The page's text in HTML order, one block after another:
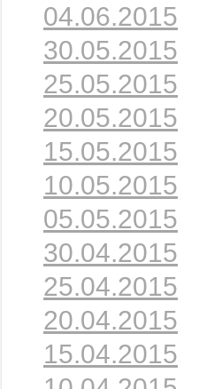
04.06.2015
30.05.2015
25.05.2015
20.05.2015
15.05.2015
10.05.2015
05.05.2015
30.04.2015
25.04.2015
20.04.2015
15.04.2015